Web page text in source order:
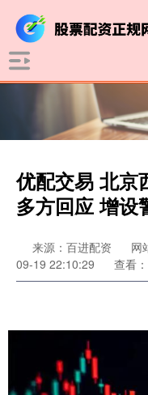
优配交易 北京
多方回应 增设
来源：百进配资 网
09-19 22:10:29
查看